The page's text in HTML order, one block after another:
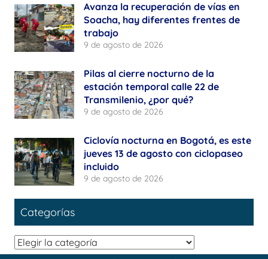
Avanza la recuperación de vías en
Soacha, hay diferentes frentes de
trabajo
9 de agosto de 2026
Pilas al cierre nocturno de la
estación temporal calle 22 de
Transmilenio, ¿por qué?
9 de agosto de 2026
Ciclovía nocturna en Bogotá, es este
jueves 13 de agosto con ciclopaseo
incluido
9 de agosto de 2026
Categorías
Categorías